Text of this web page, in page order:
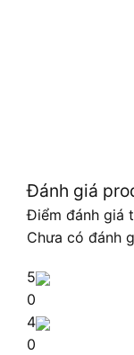
Đánh giá
Điểm đánh giá
Chưa có đánh
5
0
4
0